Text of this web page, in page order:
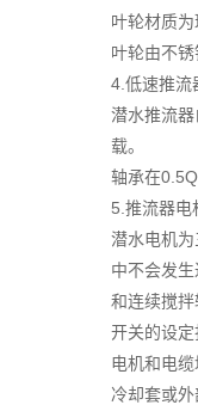
叶轮材质
叶轮由不
4.低速推流
潜水推流
载。
轴承在
5.推流器电
潜水电机
中不会发
和连续搅
开关的设
电机和电
冷却套或